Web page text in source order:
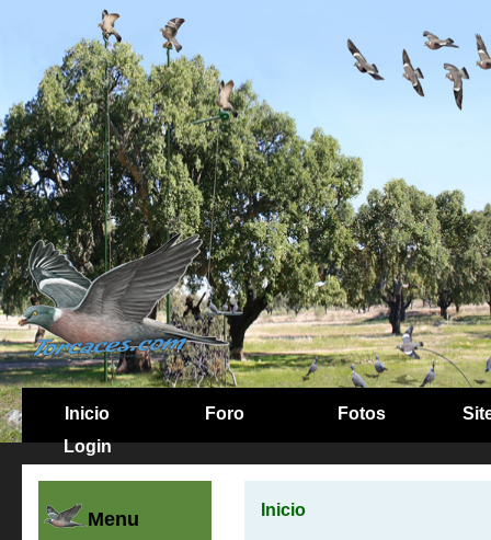
Inicio Foro Fotos
Login
Menu Inicio